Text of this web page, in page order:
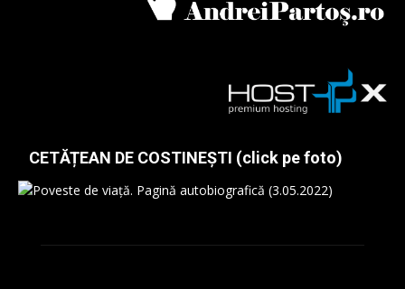
CETĂȚEAN DE COSTINEȘTI (click pe foto)